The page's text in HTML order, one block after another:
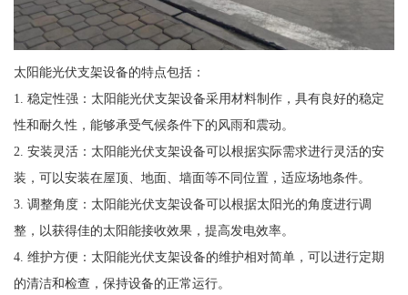
太阳能光伏支架设备的特点包括：
1. 稳定性强：太阳能光伏支架设备采用材料制作，具有良好的稳定
性和耐久性，能够承受气候条件下的风雨和震动。
2. 安装灵活：太阳能光伏支架设备可以根据实际需求进行灵活的安
装，可以安装在屋顶、地面、墙面等不同位置，适应场地条件。
3. 调整角度：太阳能光伏支架设备可以根据太阳光的角度进行调
整，以获得佳的太阳能接收效果，提高发电效率。
4. 维护方便：太阳能光伏支架设备的维护相对简单，可以进行定期
的清洁和检查，保持设备的正常运行。